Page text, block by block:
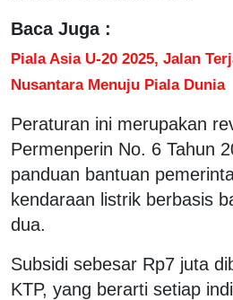
Baca Juga :
Piala Asia U-20 2025, Jalan
Nusantara Menuju Piala Dunia
Peraturan ini merupakan
Permenperin No. 6 Tahun
panduan bantuan
kendaraan listrik berbasis
dua.
Subsidi sebesar Rp7 juta
KTP, yang berarti setiap